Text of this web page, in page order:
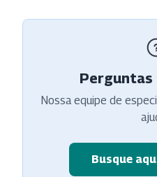
Nossa equipe de
Busque